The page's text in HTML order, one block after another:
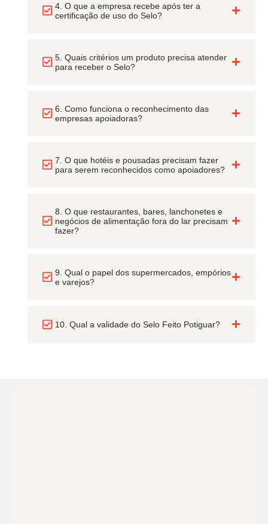
4. O que a empresa recebe após ter a
certificação de uso do Selo?
5. Quais critérios um produto precisa atender
para receber o Selo?
6. Como funciona o reconhecimento das
empresas apoiadoras?
7. O que hotéis e pousadas precisam fazer
para serem reconhecidos como apoiadores?
8. O que restaurantes, bares, lanchonetes e
negócios de alimentação fora do lar precisam
fazer?
9. Qual o papel dos supermercados, empórios
e varejos?
10. Qual a validade do Selo Feito Potiguar?